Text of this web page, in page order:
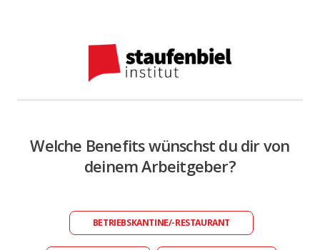
Welche Benefits wünschst du dir von
deinem Arbeitgeber?
BETRIEBSKANTINE/-RESTAURANT